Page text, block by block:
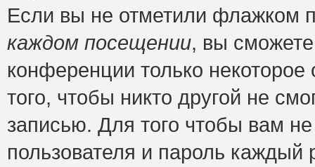
Если вы не отметили флажком
каждом посещении, вы
конференции только
того, чтобы никто другой не
записью. Для того чтобы вам
пользователя и пароль